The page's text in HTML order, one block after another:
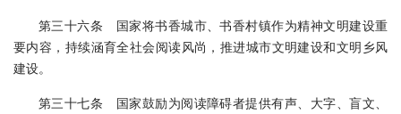
第三十六条 国家将书香城市、书香村镇作为精神文明建设重
要内容，持续涵育全社会阅读风尚，推进城市文明建设和文明乡风
建设。
第三十七条 国家鼓励为阅读障碍者提供有声、大字、盲文、